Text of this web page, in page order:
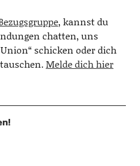
, kannst du
chatten, uns
schicken oder dich
Melde dich hier